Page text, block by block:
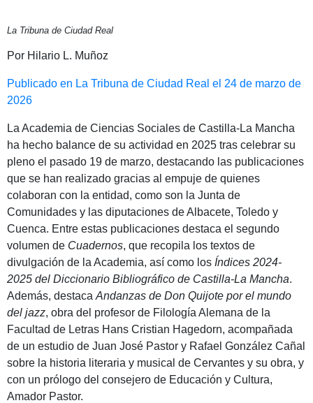
La Tribuna de Ciudad Real
Por Hilario L. Muñoz
Publicado en La Tribuna de Ciudad Real el 24 de marzo de
2026
La Academia de Ciencias Sociales de Castilla-La Mancha
ha hecho balance de su actividad en 2025 tras celebrar su
pleno el pasado 19 de marzo, destacando las publicaciones
que se han realizado gracias al empuje de quienes
colaboran con la entidad, como son la Junta de
Comunidades y las diputaciones de Albacete, Toledo y
Cuenca. Entre estas publicaciones destaca el segundo
volumen de Cuadernos, que recopila los textos de
divulgación de la Academia, así como los Índices 2024-
2025 del Diccionario Bibliográfico de Castilla-La Mancha.
Además, destaca Andanzas de Don Quijote por el mundo
del jazz, obra del profesor de Filología Alemana de la
Facultad de Letras Hans Cristian Hagedorn, acompañada
de un estudio de Juan José Pastor y Rafael González Cañal
sobre la historia literaria y musical de Cervantes y su obra, y
con un prólogo del consejero de Educación y Cultura,
Amador Pastor.